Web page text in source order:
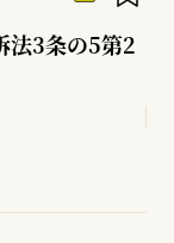
法3条の5第2